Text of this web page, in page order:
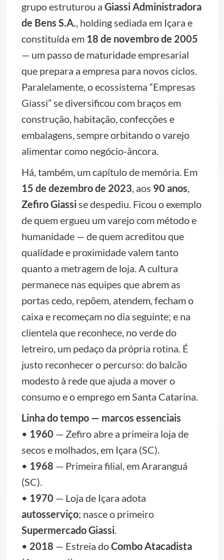
grupo estruturou a Giassi Administradora
de Bens S.A., holding sediada em Içara e
constituída em 18 de novembro de 2005
— um passo de maturidade empresarial
que prepara a empresa para novos ciclos.
Paralelamente, o ecossistema “Empresas
Giassi” se diversificou com braços em
construção, habitação, confecções e
embalagens, sempre orbitando o varejo
alimentar como negócio-âncora.
Há, também, um capítulo de memória. Em
15 de dezembro de 2023, aos 90 anos,
Zefiro Giassise despediu. Ficou o exemplo
de quem ergueu um varejo com método e
humanidade — de quem acreditou que
qualidade e proximidade valem tanto
quanto a metragem de loja. A cultura
permanece nas equipes que abrem as
portas cedo, repõem, atendem, fecham o
caixa e recomeçam no dia seguinte; e na
clientela que reconhece, no verde do
letreiro, um pedaço da própria rotina. É
justo reconhecer o percurso: do balcão
modesto à rede que ajuda a mover o
consumo e o emprego em Santa Catarina.
Linha do tempo — marcos essenciais
• 1960 — Zefiro abre a primeira loja de
secos e molhados, em Içara (SC).
• 1968 — Primeira filial, em Araranguá
(SC).
• 1970 — Loja de Içara adota
autosserviço; nasce o primeiro
Supermercado Giassi.
• 2018 — Estreia doCombo Atacadista